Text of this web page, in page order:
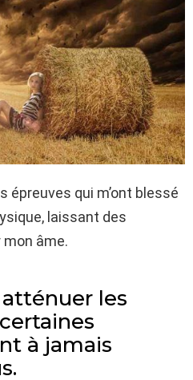
épreuves qui m’ont blessé
laissant des
âme.
les
à jamais